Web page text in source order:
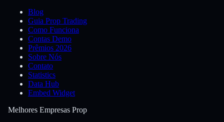
Blog
Guia Prop Trading
Como Funciona
Contas Demo
Prêmios 2026
Sobre Nós
Contato
Statistics
Data Hub
Embed Widget
Melhores Empresas Prop